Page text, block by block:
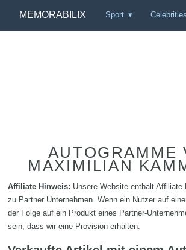
MEMORABILIX Sport Celebrities
AUTOGRAMME
MAXIMILIAN
Affiliate Hinweis: Unsere Website enthält Affiliate
zu Partner Unternehmen. Wenn ein Nutzer auf
der Folge auf ein Produkt eines Partner-
sein, dass wir eine Provision erhalten.